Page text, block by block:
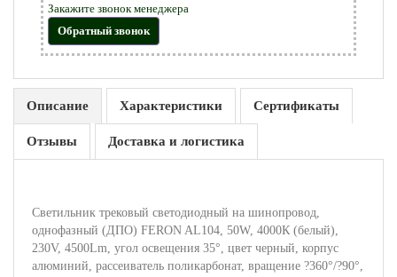
Закажите звонок менеджера
Обратный звонок
Описание Характеристики Сертификаты
Отзывы Доставка и логистика
Светильник трековый светодиодный на шинопровод,
однофазный (ДПО) FERON AL104, 50W, 4000К (белый),
230V, 4500Lm, угол освещения 35°, цвет черный, корпус
алюминий, рассеиватель поликарбонат, вращение ?360°/?90°,